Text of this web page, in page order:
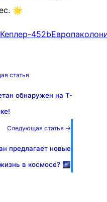
🌟
Кеплер-452bЕвропа
статья
обнаружен на Т-
Следующая статья →
предлагает новые
в космосе? 🌌